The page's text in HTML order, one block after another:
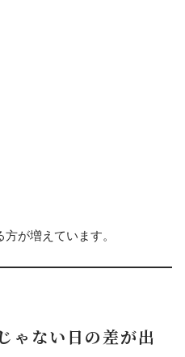
が増えています。
ゃない日の差が出